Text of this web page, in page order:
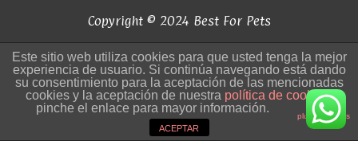
Copyright © 2024 Best For Pets
Este sitio web utiliza cookies para que usted tenga la mejor
experiencia de usuario. Si continúa navegando está dando
su consentimiento para la aceptación de las mencionadas
cookies y la aceptación de nuestra política de cookies,
pinche el enlace para mayor información.
plugin cookies
ACEPTAR